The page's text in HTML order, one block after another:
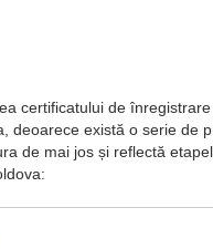
certificatului de
deoarece există o serie de
de mai jos și reflectă